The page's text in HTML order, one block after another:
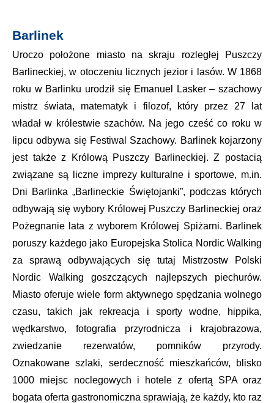
Barlinek
Uroczo położone miasto na skraju rozległej Puszczy
Barlineckiej, w otoczeniu licznych jezior i lasów. W 1868
roku w Barlinku urodził się Emanuel Lasker – szachowy
mistrz świata, matematyk i filozof, który przez 27 lat
władał w królestwie szachów. Na jego cześć co roku w
lipcu odbywa się Festiwal Szachowy. Barlinek kojarzony
jest także z Królową Puszczy Barlineckiej. Z postacią
związane są liczne imprezy kulturalne i sportowe, m.in.
Dni Barlinka „Barlineckie Świętojanki”, podczas których
odbywają się wybory Królowej Puszczy Barlineckiej oraz
Pożegnanie lata z wyborem Królowej Spiżarni. Barlinek
poruszy każdego jako Europejska Stolica Nordic Walking
za sprawą odbywających się tutaj Mistrzostw Polski
Nordic Walking goszczących najlepszych piechurów.
Miasto oferuje wiele form aktywnego spędzania wolnego
czasu, takich jak rekreacja i sporty wodne, hippika,
wędkarstwo, fotografia przyrodnicza i krajobrazowa,
zwiedzanie rezerwatów, pomników przyrody.
Oznakowane szlaki, serdeczność mieszkańców, blisko
1000 miejsc noclegowych i hotele z ofertą SPA oraz
bogata oferta gastronomiczna sprawiają, że każdy, kto raz